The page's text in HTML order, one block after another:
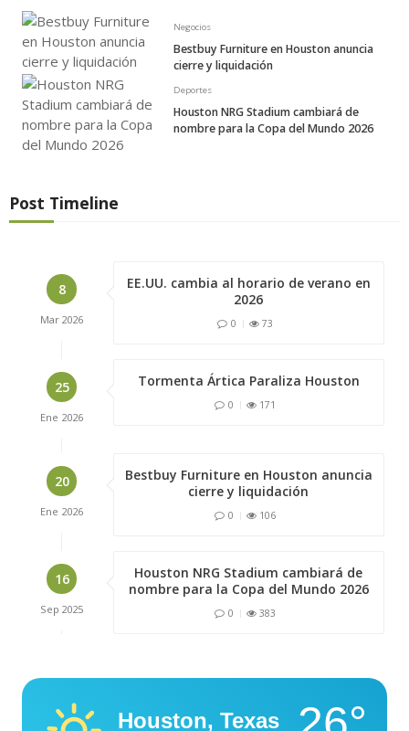
Negocios
Bestbuy Furniture en Houston anuncia
cierre y liquidación
Deportes
Houston NRG Stadium cambiará de
nombre para la Copa del Mundo 2026
Post Timeline
8
Mar 2026
EE.UU. cambia al horario de verano en
2026
0 73
25
Ene 2026
Tormenta Ártica Paraliza Houston
0 171
20
Ene 2026
Bestbuy Furniture en Houston anuncia
cierre y liquidación
0 106
16
Sep 2025
Houston NRG Stadium cambiará de
nombre para la Copa del Mundo 2026
0 383
Houston, Texas